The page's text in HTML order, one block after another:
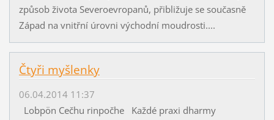
způsob života Severoevropanů, přibližuje se současně
Západ na vnitřní úrovni východní moudrosti....
Čtyři myšlenky
06.04.2014 11:37
Lobpön Cečhu rinpočhe Každé praxi dharmy